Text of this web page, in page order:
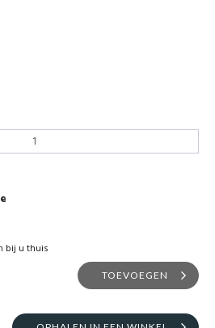
bij u thuis
TOEVOEGEN